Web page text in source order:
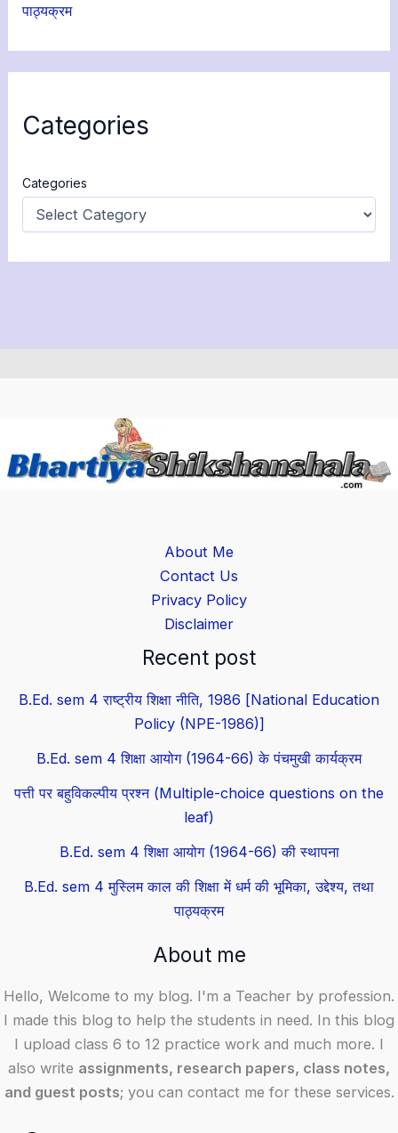
पाठ्यक्रम
Categories
Categories
About Me
Contact Us
Privacy Policy
Disclaimer
Recent post
B.Ed. sem 4 राष्ट्रीय शिक्षा नीति, 1986 [National Education
Policy (NPE-1986)]
B.Ed. sem 4 शिक्षा आयोग (1964-66) के पंचमुखी कार्यक्रम
पत्ती पर बहुविकल्पीय प्रश्न (Multiple-choice questions on the
leaf)
B.Ed. sem 4 शिक्षा आयोग (1964-66) की स्थापना
B.Ed. sem 4 मुस्लिम काल की शिक्षा में धर्म की भूमिका, उद्देश्य, तथा
पाठ्यक्रम
About me
Hello, Welcome to my blog. I'm a Teacher by profession.
I made this blog to help the students in need. In this blog
I upload class 6 to 12 practice work and much more. I
also write assignments, research papers, class notes,
and guest posts; you can contact me for these services.